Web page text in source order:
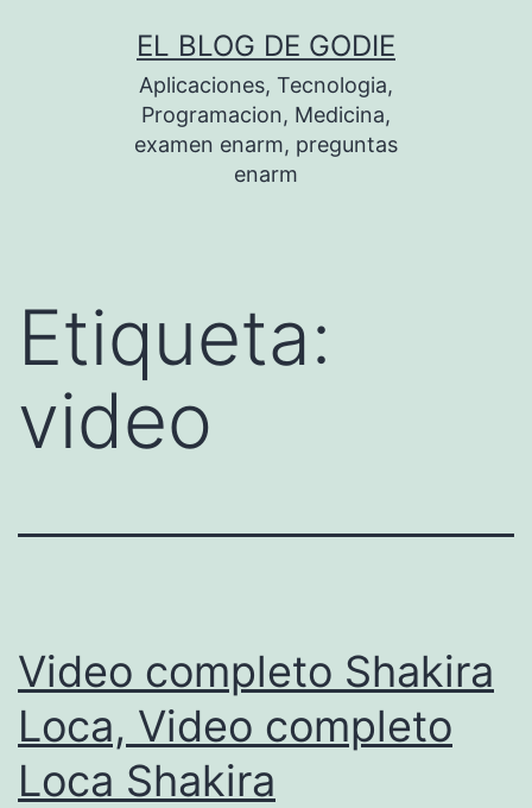
EL BLOG DE GODIE
Aplicaciones, Tecnologia,
Programacion, Medicina,
examen enarm, preguntas
enarm
Etiqueta:
video
Video completo Shakira
Loca, Video completo
Loca Shakira